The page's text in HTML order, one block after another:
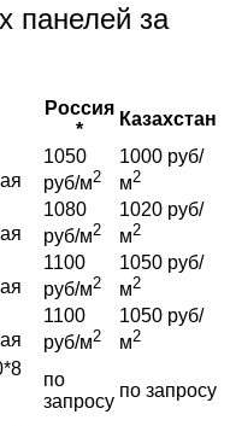
панелей за
Россия
*
Казахстан
1050
руб/м2
1000 руб/
м2
1080
руб/м2
1020 руб/
м2
1100
руб/м2
1050 руб/
м2
1100
руб/м2
1050 руб/
м2
по
запросу
по запросу